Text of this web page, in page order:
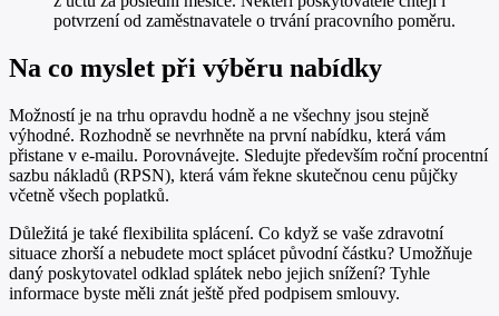
potvrzení od zaměstnavatele o trvání pracovního poměru.
Na co myslet při výběru nabídky
Možností je na trhu opravdu hodně a ne všechny jsou stejně
výhodné. Rozhodně se nevrhněte na první nabídku, která vám
přistane v e-mailu. Porovnávejte. Sledujte především roční procentní
sazbu nákladů (RPSN), která vám řekne skutečnou cenu půjčky
včetně všech poplatků.
Důležitá je také flexibilita splácení. Co když se vaše zdravotní
situace zhorší a nebudete moct splácet původní částku? Umožňuje
daný poskytovatel odklad splátek nebo jejich snížení? Tyhle
informace byste měli znát ještě před podpisem smlouvy.